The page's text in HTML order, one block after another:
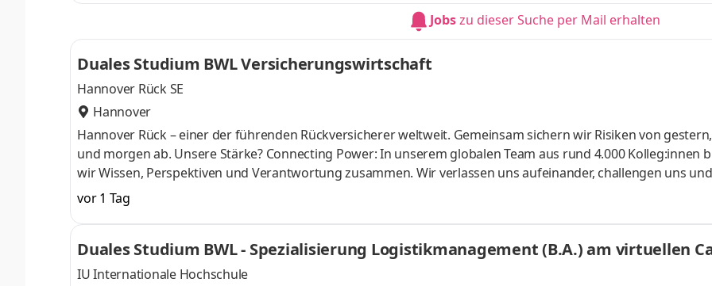
ControllingSteuerberatungSozialmanagementHandelsmanagementLogistikmanagement Aufgaben Du
Studium ohne Numerus clausus oder Aufnahmeprüfung startenDu absolvierst ein staatlich anerkanntes
Jobszu dieser Suche per Mail erhalten
Duales Studium BWL Versicherungswirtschaft
Hannover Rück SE
Hannover
Hannover Rück – einer der führenden Rück­versicherer welt­weit. Gemein­sam sichern wir Risiken von
und morgen ab. Unsere Stärke? Connecting Power: In unserem globalen Team aus rund 4.000 Kolleg:innen
wir Wissen, Perspektiven und Verant­wortung zusammen. Wir verlassen uns aufeinander, challengen uns und
entwickeln uns sowie unsere Services und Produkte konti­nuierlich weiter. Ob Modelle für
digitale Tools oder prag­matische Lösungen für unsere Kunden: Bei uns kannst du dein Know-how ein­bringen
mit­gestalten. Klingt gut? Lerne uns als verlässlichen Arbeitgeber kennen und finde deinen Platz bei uns.
Du kannst dich nicht zwischen Au
vor 1 Tag
Duales Studium BWL - Spezialisierung Logistikmanagement (B.A.) am virtuellen
& Co. KG
IU Internationale Hochschule